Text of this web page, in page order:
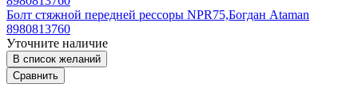
Болт стяжной передней рессоры NPR75,Богдан Ataman
8980813760
Уточните наличие
В список желаний
Сравнить